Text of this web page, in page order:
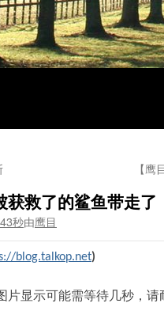
【
获救了的鲨鱼带走了
秒由鹰目
blog.talkop.net)
片显示可能需等待几秒，请